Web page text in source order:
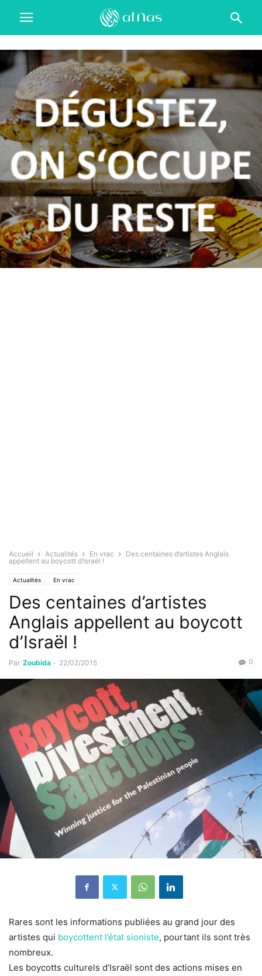
Accueil Actualités En vrac
Des centaines d’artistes Anglais
appellent au boycott d’Israël !
Actualités En vrac
Des centaines d’artistes
Anglais appellent au boycott
d’Israël !
Par Zoubida - 22/02/2015 0
Rares sont les informations publiées au grand jour des
artistes qui boycottent l’état sioniste, pourtant ils sont très
nombreux.
Les boycotts culturels d’Israël sont des actions mises en